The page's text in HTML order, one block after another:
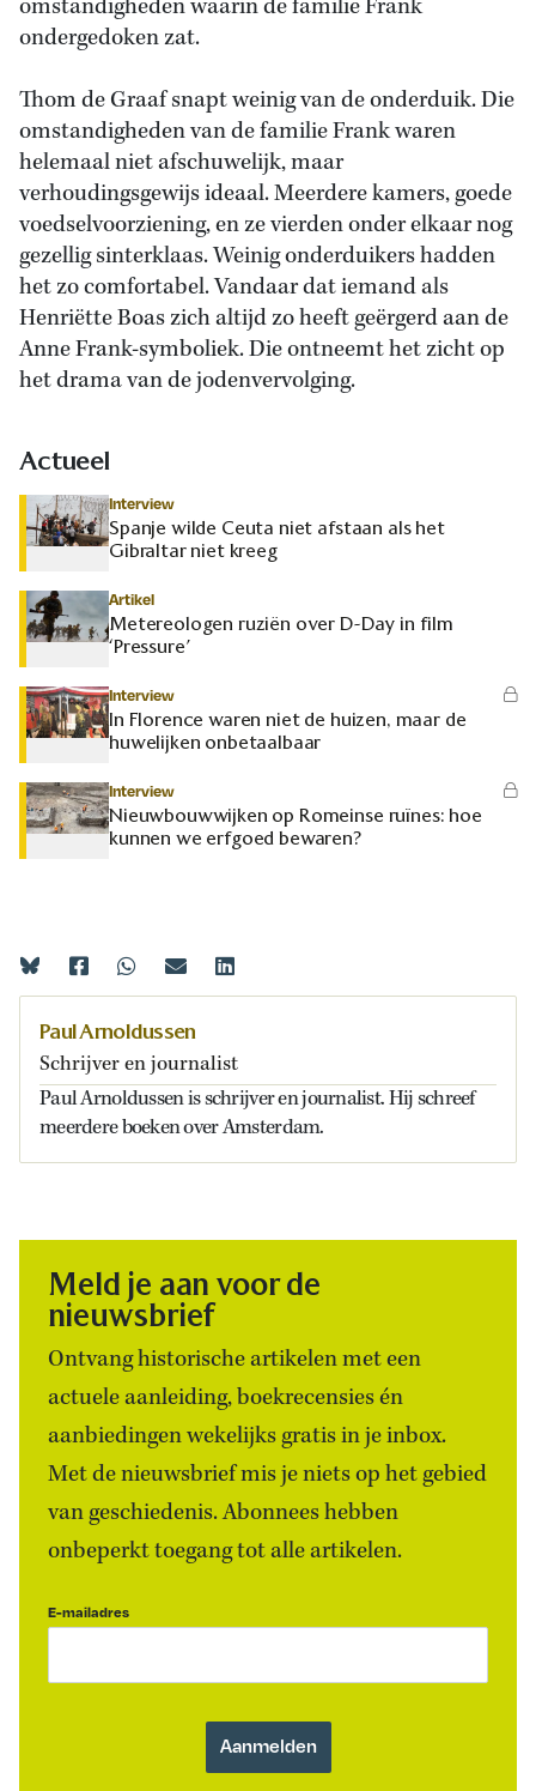
omstandigheden waarin de familie Frank
ondergedoken zat.
Thom de Graaf snapt weinig van de onderduik. Die
omstandigheden van de familie Frank waren
helemaal niet afschuwelijk, maar
verhoudingsgewijs ideaal. Meerdere kamers, goede
voedselvoorziening, en ze vierden onder elkaar nog
gezellig sinterklaas. Weinig onderduikers hadden
het zo comfortabel. Vandaar dat iemand als
Henriëtte Boas zich altijd zo heeft geërgerd aan de
Anne Frank-symboliek. Die ontneemt het zicht op
het drama van de jodenvervolging.
Actueel
Interview
Spanje wilde Ceuta niet afstaan als het
Gibraltar niet kreeg
Artikel
Metereologen ruziën over D-Day in film
‘Pressure’
Interview
In Florence waren niet de huizen, maar de
huwelijken onbetaalbaar
Interview
Nieuwbouwwijken op Romeinse ruïnes: hoe
kunnen we erfgoed bewaren?
Paul Arnoldussen
Schrijver en journalist
Paul Arnoldussen is schrijver en journalist. Hij schreef
meerdere boeken over Amsterdam.
Meld je aan voor de
nieuwsbrief
Ontvang historische artikelen met een
actuele aanleiding, boekrecensies én
aanbiedingen wekelijks gratis in je inbox.
Met de nieuwsbrief mis je niets op het gebied
van geschiedenis. Abonnees hebben
onbeperkt toegang tot alle artikelen.
E-mailadres